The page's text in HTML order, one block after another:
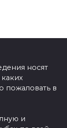
носят
пожаловать в
и